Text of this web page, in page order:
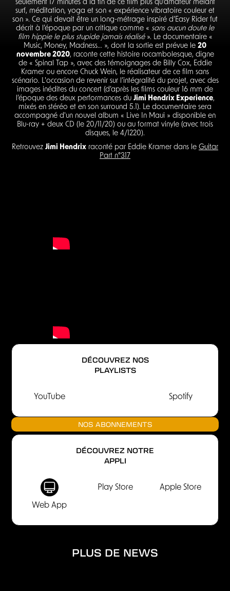
seulement 17 minutes à la fin de ce film plus qu’amateur mêlant
surf, méditation, yoga et son « expérience vibratoire couleur et
son ». Ce qui devait être un long-métrage inspiré d’Easy Rider fut
décrit à l’époque par un critique comme « sans aucun doute le
film hippie le plus stupide jamais réalisé». Le documentaire «
Music, Money, Madness… », dont la sortie est prévue le 20
novembre 2020, raconte cette histoire rocambolesque, digne
de « Spinal Tap », avec des témoignages de Billy Cox, Eddie
Kramer ou encore Chuck Wein, le réalisateur de ce film sans
scénario. L'occasion de revenir sur l’intégralité du projet, avec des
images inédites du concert (d’après les films couleur 16 mm de
l’époque des deux performances du Jimi Hendrix Experience,
mixés en stéréo et en son surround 5.1). Le documentaire sera
accompagné d'un nouvel album « Live In Maui » disponible en
Blu-ray + deux CD (le 20/11/20) ou au format vinyle (avec trois
disques, le 4/1220).
Retrouvez Jimi Hendrix raconté par Eddie Kramer dans le Guitar
Part n°317
DÉCOUVREZ NOS
PLAYLISTS
YouTube Spotify
NOS ABONNEMENTS
DÉCOUVREZ NOTRE
APPLI
Web App
Play Store Apple Store
PLUS DE NEWS